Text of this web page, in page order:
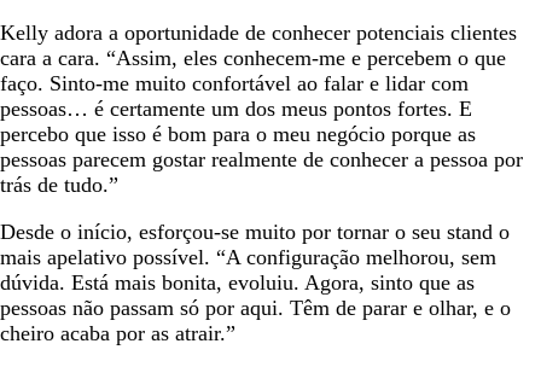
Kelly adora a oportunidade de conhecer potenciais clientes
cara a cara. “Assim, eles conhecem-me e percebem o que
faço. Sinto-me muito confortável ao falar e lidar com
pessoas… é certamente um dos meus pontos fortes. E
percebo que isso é bom para o meu negócio porque as
pessoas parecem gostar realmente de conhecer a pessoa por
trás de tudo.”
Desde o início, esforçou-se muito por tornar o seu stand o
mais apelativo possível. “A configuração melhorou, sem
dúvida. Está mais bonita, evoluiu. Agora, sinto que as
pessoas não passam só por aqui. Têm de parar e olhar, e o
cheiro acaba por as atrair.”